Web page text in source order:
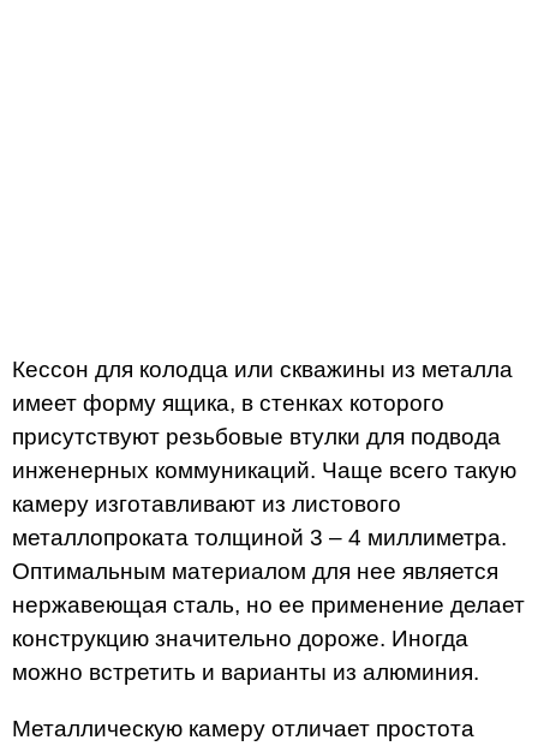
Кессон для колодца или скважины из металла
имеет форму ящика, в стенках которого
присутствуют резьбовые втулки для подвода
инженерных коммуникаций. Чаще всего такую
камеру изготавливают из листового
металлопроката толщиной 3 – 4 миллиметра.
Оптимальным материалом для нее является
нержавеющая сталь, но ее применение делает
конструкцию значительно дороже. Иногда
можно встретить и варианты из алюминия.
Металлическую камеру отличает простота